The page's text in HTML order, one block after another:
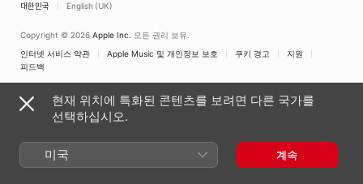
대한민국 English (UK)
Copyright © 2026 Apple Inc. 모든 권리 보유.
인터넷 서비스 약관
Apple Music 및 개인정보 보호 쿠키 경고
지원
피드백
현재 위치에 특화된 콘텐츠를 보려면 다른 국가를
선택하십시오.
미국 계속